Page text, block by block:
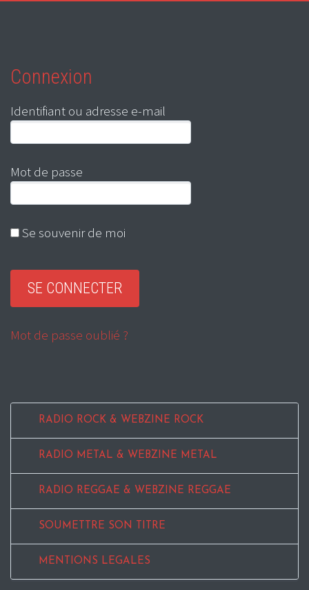
Connexion
Identifiant ou adresse e-mail
Mot de passe
Se souvenir de moi
Mot de passe oublié ?
RADIO ROCK & WEBZINE ROCK
RADIO METAL & WEBZINE METAL
RADIO REGGAE & WEBZINE REGGAE
SOUMETTRE SON TITRE
MENTIONS LEGALES